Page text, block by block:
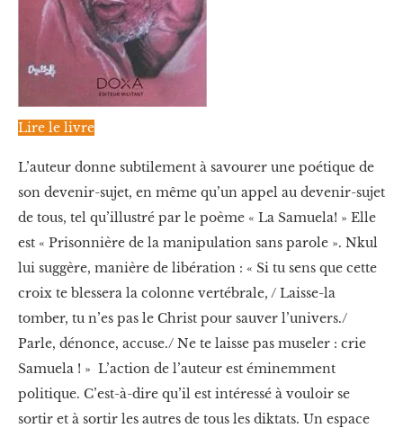
Lire le livre
L’auteur donne subtilement à savourer une poétique de
son devenir-sujet, en même qu’un appel au devenir-sujet
de tous, tel qu’illustré par le poème « La Samuela! » Elle
est « Prisonnière de la manipulation sans parole ». Nkul
lui suggère, manière de libération : « Si tu sens que cette
croix te blessera la colonne vertébrale, / Laisse-la
tomber, tu n’es pas le Christ pour sauver l’univers./
Parle, dénonce, accuse./ Ne te laisse pas museler : crie
Samuela ! » L’action de l’auteur est éminemment
politique. C’est-à-dire qu’il est intéressé à vouloir se
sortir et à sortir les autres de tous les diktats. Un espace